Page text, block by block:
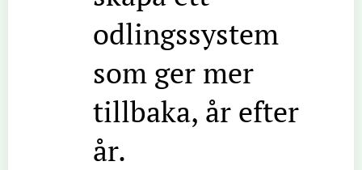
odlingssystem
som ger mer
tillbaka, år efter
år.